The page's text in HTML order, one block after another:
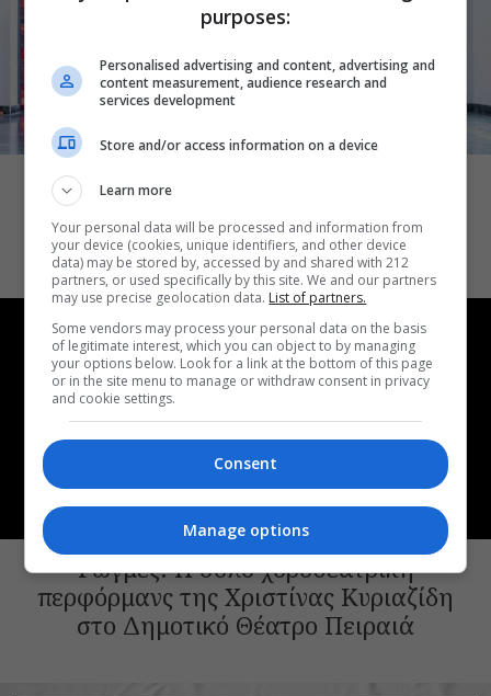
ΘΕΑΤΡΟ
Δικός σου, Φραντς: Η παράσταση του
Αλέξανδρου Διαμαντή ξανά στην
Γερμανόφωνη Ευαγγελική Εκκλησία
ΘΕΑΤΡΟ
Ρωγμές: Η σόλο χοροθεατρική
περφόρμανς της Χριστίνας Κυριαζίδη
στο Δημοτικό Θέατρο Πειραιά
purposes:
Personalised advertising and content, advertising and
content measurement, audience research and
services development
Store and/or access information on a device
Learn more
Your personal data will be processed and information from
your device (cookies, unique identifiers, and other device
data) may be stored by, accessed by and shared with 212
partners, or used specifically by this site. We and our partners
may use precise geolocation data. List of partners.
Some vendors may process your personal data on the basis
of legitimate interest, which you can object to by managing
your options below. Look for a link at the bottom of this page
or in the site menu to manage or withdraw consent in privacy
and cookie settings.
Consent
Manage options